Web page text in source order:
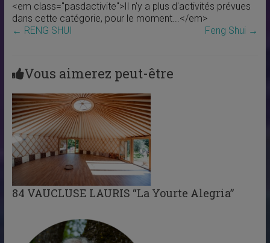
<em class="pasdactivite">Il n'y a plus d'activités prévues
dans cette catégorie, pour le moment...</em>
← RENG SHUI Feng Shui →
Vous aimerez peut-être
84 VAUCLUSE LAURIS “La Yourte Alegria”